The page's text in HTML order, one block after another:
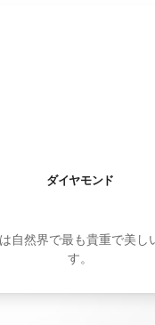
ダイヤモンド
自然界で最も貴重で美し
す。